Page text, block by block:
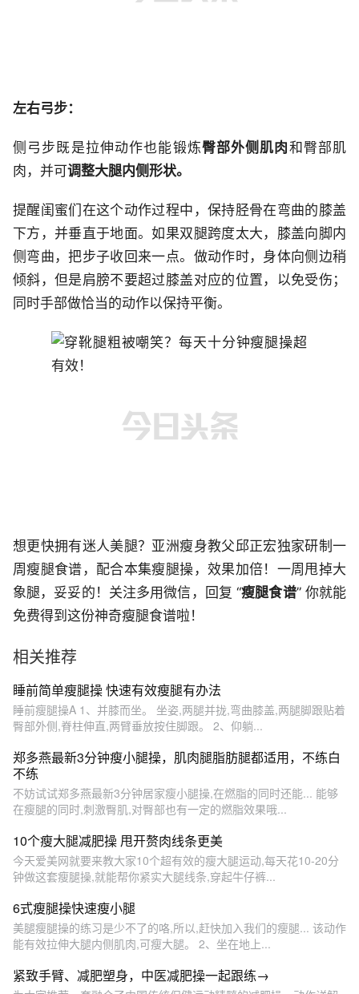
左右弓步：
侧弓步既是拉伸动作也能锻炼臀部外侧肌肉和臀部肌
肉，并可调整大腿内侧形状。
提醒闺蜜们在这个动作过程中，保持胫骨在弯曲的膝盖
下方，并垂直于地面。如果双腿跨度太大，膝盖向脚内
侧弯曲，把步子收回来一点。做动作时，身体向侧边稍
倾斜，但是肩膀不要超过膝盖对应的位置，以免受伤；
同时手部做恰当的动作以保持平衡。
想更快拥有迷人美腿？亚洲瘦身教父邱正宏独家研制一
周瘦腿食谱，配合本集瘦腿操，效果加倍！一周甩掉大
象腿，妥妥的！关注多用微信，回复 “瘦腿食谱” 你就能
免费得到这份神奇瘦腿食谱啦！
相关推荐
睡前简单瘦腿操 快速有效瘦腿有办法
睡前瘦腿操A 1、并膝而坐。 坐姿,两腿并拢,弯曲膝盖,两腿脚跟贴着
臀部外侧,脊柱伸直,两臂垂放按住脚跟。 2、仰躺...
郑多燕最新3分钟瘦小腿操，肌肉腿脂肪腿都适用，不练白
不练
不妨试试郑多燕最新3分钟居家瘦小腿操,在燃脂的同时还能... 能够
在瘦腿的同时,刺激臀肌,对臀部也有一定的燃脂效果哦...
10个瘦大腿减肥操 甩开赘肉线条更美
今天爱美网就要来教大家10个超有效的瘦大腿运动,每天花10-20分
钟做这套瘦腿操,就能帮你紧实大腿线条,穿起牛仔裤...
6式瘦腿操快速瘦小腿
美腿瘦腿操的练习是少不了的咯,所以,赶快加入我们的瘦腿... 该动作
能有效拉伸大腿内侧肌肉,可瘦大腿。 2、坐在地上...
紧致手臂、减肥塑身，中医减肥操一起跟练→